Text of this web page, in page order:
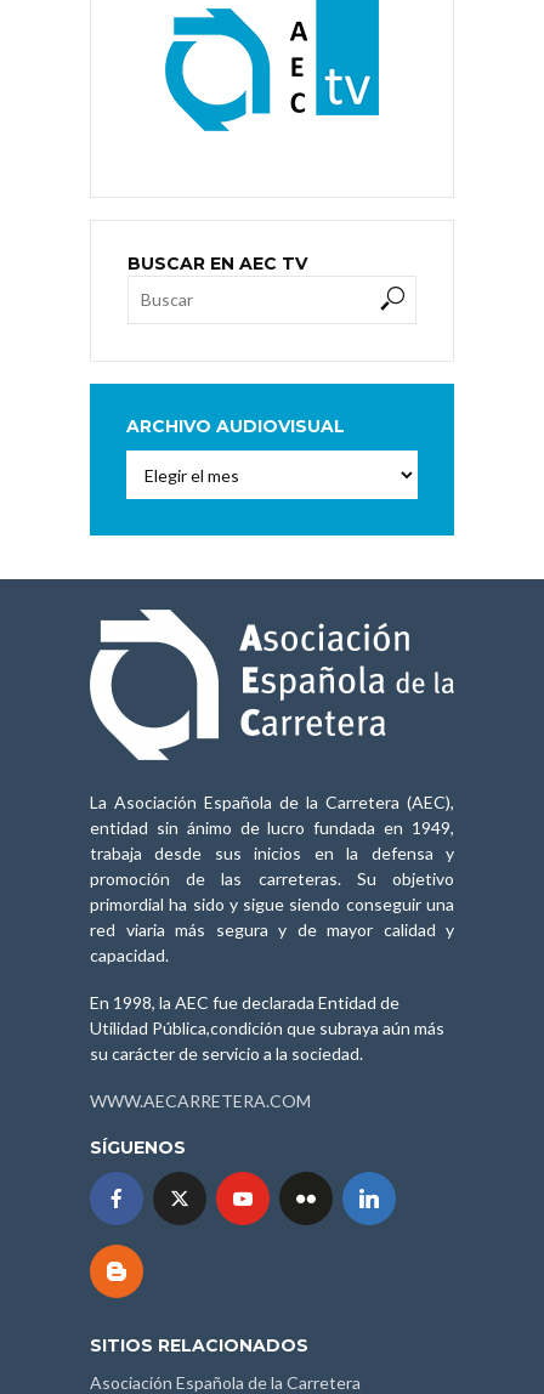
BUSCAR EN AEC TV
ARCHIVO AUDIOVISUAL
Audiovisual
La Asociación Española de la Carretera (AEC),
entidad sin ánimo de lucro fundada en 1949,
trabaja desde sus inicios en la defensa y
promoción de las carreteras. Su objetivo
primordial ha sido y sigue siendo conseguir una
red viaria más segura y de mayor calidad y
capacidad.
En 1998, la AEC fue declarada Entidad de
Utilidad Pública,condición que subraya aún más
su carácter de servicio a la sociedad.
WWW.AECARRETERA.COM
SÍGUENOS
SITIOS RELACIONADOS
Asociación Española de la Carretera